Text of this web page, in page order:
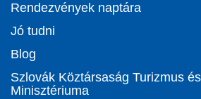
Rendezvények naptára
Jó tudni
Blog
Szlovák Köztársaság Turizmus
Minisztériuma